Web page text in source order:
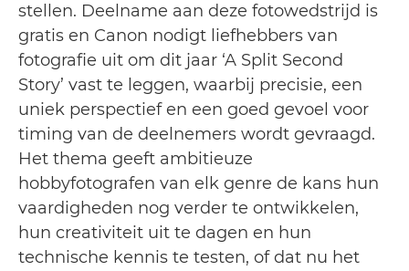
stellen. Deelname aan deze fotowedstrijd is
gratis en Canon nodigt liefhebbers van
fotografie uit om dit jaar ‘A Split Second
Story’ vast te leggen, waarbij precisie, een
uniek perspectief en een goed gevoel voor
timing van de deelnemers wordt gevraagd.
Het thema geeft ambitieuze
hobbyfotografen van elk genre de kans hun
vaardigheden nog verder te ontwikkelen,
hun creativiteit uit te dagen en hun
technische kennis te testen, of dat nu het